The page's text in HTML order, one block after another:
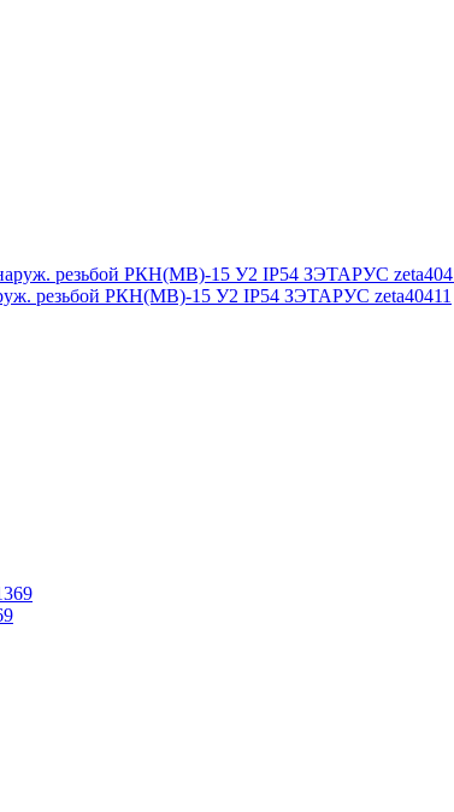
резьбой РКН(МВ)-15 У2 IP54 ЗЭТАРУС zeta40411